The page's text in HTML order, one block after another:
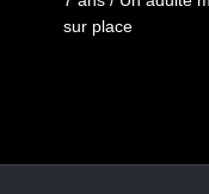
sur place